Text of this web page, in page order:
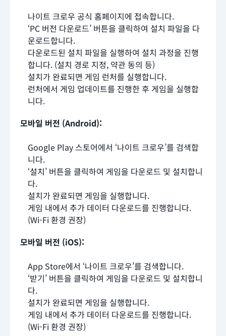
나이트 크로우 공식 홈페이지에 접속합니다.
‘PC 버전 다운로드’ 버튼을 클릭하여 설치 파일을 다
운로드합니다.
다운로드된 설치 파일을 실행하여 설치 과정을 진행
합니다. (설치 경로 지정, 약관 동의 등)
설치가 완료되면 게임 런처를 실행합니다.
런처에서 게임 업데이트를 진행한 후 게임을 실행합
니다.
모바일 버전 (Android):
Google Play 스토어에서 ‘나이트 크로우’를 검색합
니다.
‘설치’ 버튼을 클릭하여 게임을 다운로드 및 설치합니
다.
설치가 완료되면 게임을 실행합니다.
게임 내에서 추가 데이터 다운로드를 진행합니다.
(Wi-Fi 환경 권장)
모바일 버전 (iOS):
App Store에서 ‘나이트 크로우’를 검색합니다.
‘받기’ 버튼을 클릭하여 게임을 다운로드 및 설치합니
다.
설치가 완료되면 게임을 실행합니다.
게임 내에서 추가 데이터 다운로드를 진행합니다.
(Wi-Fi 환경 권장)